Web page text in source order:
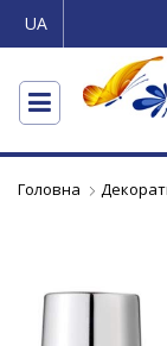
UA
Головна